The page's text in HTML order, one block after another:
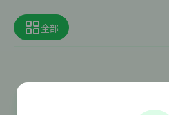
全部